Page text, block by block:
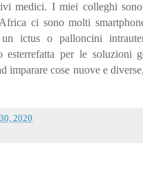
medici. I miei colleghi
ci sono molti
ictus o palloncini
esterrefatta per le
imparare cose nuove e
2020